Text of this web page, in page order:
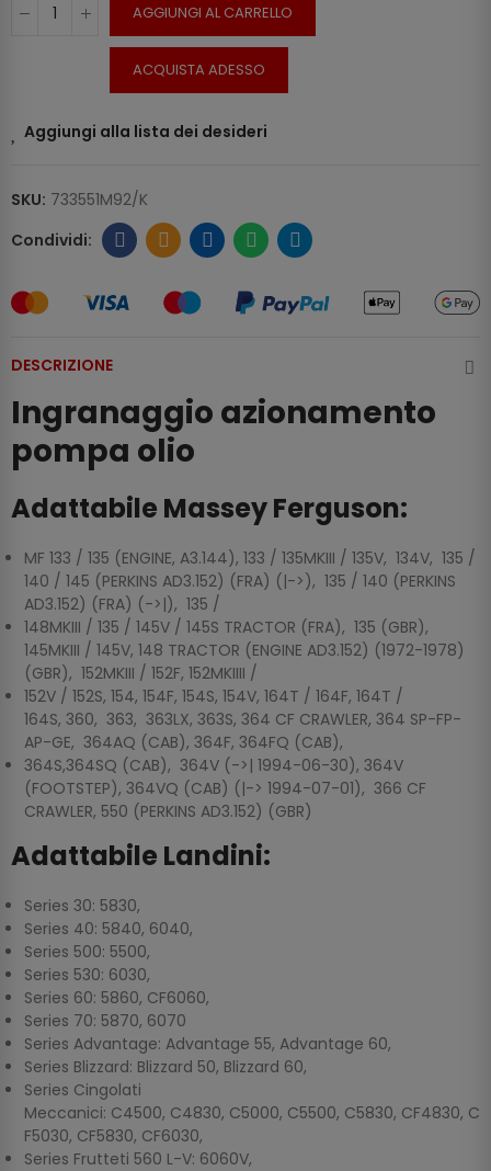
AGGIUNGI AL CARRELLO
ACQUISTA ADESSO
Aggiungi alla lista dei desideri
SKU: 733551M92/K
DESCRIZIONE
Ingranaggio azionamento
pompa olio
Adattabile Massey Ferguson:
MF 133 / 135 (ENGINE, A3.144), 133 / 135MKIII / 135V, 134V, 135 /
140 / 145 (PERKINS AD3.152) (FRA) (|->), 135 / 140 (PERKINS
AD3.152) (FRA) (->|), 135 /
148MKIII / 135 / 145V / 145S TRACTOR (FRA), 135 (GBR),
145MKIII / 145V, 148 TRACTOR (ENGINE AD3.152) (1972-1978)
(GBR), 152MKIII / 152F, 152MKIIII /
152V / 152S, 154, 154F, 154S, 154V, 164T / 164F, 164T /
164S, 360, 363, 363LX, 363S, 364 CF CRAWLER, 364 SP-FP-
AP-GE, 364AQ (CAB), 364F, 364FQ (CAB),
364S,364SQ (CAB), 364V (->| 1994-06-30), 364V
(FOOTSTEP), 364VQ (CAB) (|-> 1994-07-01), 366 CF
CRAWLER, 550 (PERKINS AD3.152) (GBR)
Adattabile Landini:
Series 30: 5830,
Series 40: 5840, 6040,
Series 500: 5500,
Series 530: 6030,
Series 60: 5860, CF6060,
Series 70: 5870, 6070
Series Advantage: Advantage 55, Advantage 60,
Series Blizzard: Blizzard 50, Blizzard 60,
Series Cingolati
Meccanici: C4500, C4830, C5000, C5500, C5830, CF4830, C
F5030, CF5830, CF6030,
Series Frutteti 560 L-V: 6060V,